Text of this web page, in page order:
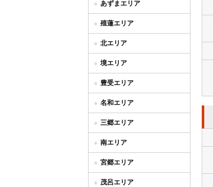
あずまエリア
殖蓮エリア
北エリア
境エリア
豊受エリア
名和エリア
三郷エリア
南エリア
宮郷エリア
茂呂エリア